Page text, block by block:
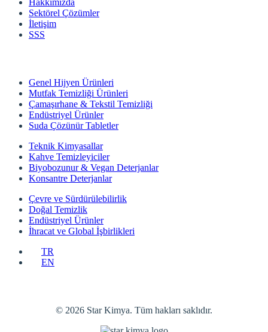
Sektörel Çözümler
İletişim
SSS
Genel Hijyen Ürünleri
Mutfak Temizliği Ürünleri
Çamaşırhane & Tekstil Temizliği
Endüstriyel Ürünler
Suda Çözünür Tabletler
Teknik Kimyasallar
Kahve Temizleyiciler
Biyobozunur & Vegan Deterjanlar
Konsantre Deterjanlar
Çevre ve Sürdürülebilirlik
Doğal Temizlik
Endüstriyel Ürünler
İhracat ve Global İşbirlikleri
TR
EN
© 2026 Star Kimya. Tüm hakları saklıdır.